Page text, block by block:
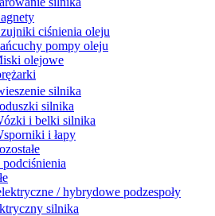
ciśnienia oleju
pompy oleju
olejowe
silnika
silnika
i belki silnika
i łapy
/ hybrydowe podzespoły
silnika